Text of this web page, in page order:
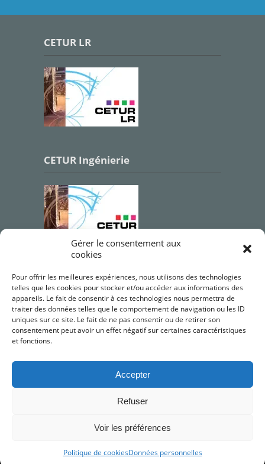
Gérer le consentement aux
cookies
Pour offrir les meilleures expériences, nous utilisons des technologies
telles que les cookies pour stocker et/ou accéder aux informations des
appareils. Le fait de consentir à ces technologies nous permettra de
traiter des données telles que le comportement de navigation ou les ID
uniques sur ce site. Le fait de ne pas consentir ou de retirer son
consentement peut avoir un effet négatif sur certaines caractéristiques
et fonctions.
Accepter
Refuser
Voir les préférences
Politique de cookiesDonnées personnelles
CETUR LR
CETUR Ingénierie
Qualifications OPQIBI
Mentions légales•RGPD •JV PROSPECTIVES